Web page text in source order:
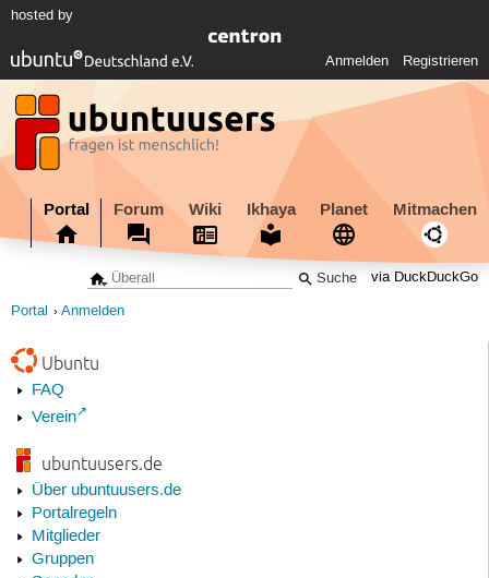
hosted by
Anmelden Registrieren
Portal Forum Wiki Ikhaya Planet Mitmachen
via DuckDuckGo
Portal Anmelden
Ubuntu
FAQ
Verein
ubuntuusers.de
Über ubuntuusers.de
Portalregeln
Mitglieder
Gruppen